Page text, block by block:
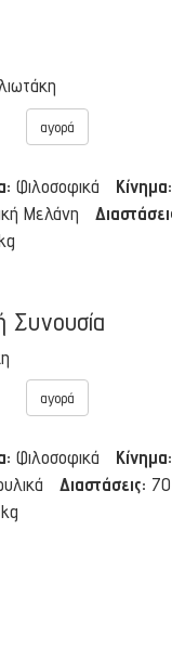
αγορά
Φιλοσοφικά Κίνημα:
Μελάνη
Συνουσία
αγορά
Φιλοσοφικά Κίνημα:
Διαστάσεις: